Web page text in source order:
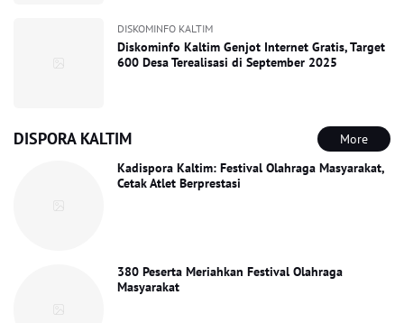
DISKOMINFO KALTIM
Diskominfo Kaltim Genjot Internet Gratis, Target
600 Desa Terealisasi di September 2025
DISPORA KALTIM
More
Kadispora Kaltim: Festival Olahraga Masyarakat,
Cetak Atlet Berprestasi
380 Peserta Meriahkan Festival Olahraga
Masyarakat